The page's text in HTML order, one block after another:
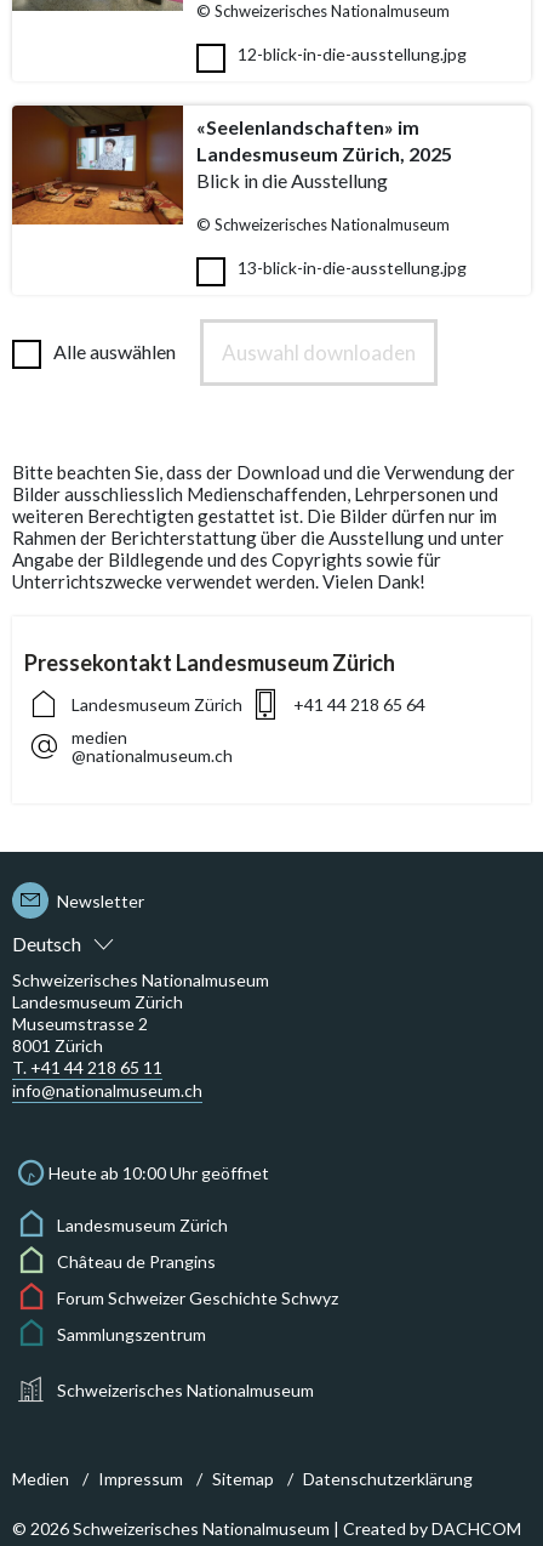
© Schweizerisches Nationalmuseum
12-blick-in-die-ausstellung.jpg
«Seelenlandschaften» im
Landesmuseum Zürich, 2025
Blick in die Ausstellung
© Schweizerisches Nationalmuseum
13-blick-in-die-ausstellung.jpg
Alle auswählen Auswahl downloaden
Bitte beachten Sie, dass der Download und die Verwendung der
Bilder ausschliesslich Medienschaffenden, Lehrpersonen und
weiteren Berechtigten gestattet ist. Die Bilder dürfen nur im
Rahmen der Berichterstattung über die Ausstellung und unter
Angabe der Bildlegende und des Copyrights sowie für
Unterrichtszwecke verwendet werden. Vielen Dank!
Pressekontakt Landesmuseum Zürich
Landesmuseum Zürich
+41 44 218 65 64
medien
@nationalmuseum.ch
Deutsch
Newsletter
Schweizerisches Nationalmuseum
Landesmuseum Zürich
Museumstrasse 2
8001 Zürich
T. +41 44 218 65 11
info@nationalmuseum.ch
Heute ab 10:00 Uhr geöffnet
Landesmuseum Zürich
Château de Prangins
Forum Schweizer Geschichte Schwyz
Sammlungszentrum
Schweizerisches Nationalmuseum
Medien Impressum Sitemap Datenschutzerklärung
© 2026 Schweizerisches Nationalmuseum | Created byDACHCOM